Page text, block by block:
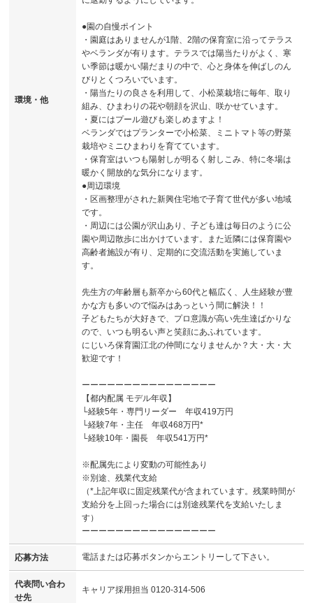
環境・他
●園の自慢ポイント
・園庭はありませんが1階、2階の保育室に沿ってテラス
やベランダが有ります。テラスでは陽当たりがよく、寒
い季節は暖かい陽だまりの中で、心と身体を伸ばしのん
びりとくつろいでいます。
・陽当たりの良さを利用して、小松菜栽培に毎年、取り
組み、ひまわりの花や朝顔を沢山、咲かせています。
・夏にはプール遊びも楽しめますよ！
ベランダではプランターで小松菜、ミニトマト等の野菜
栽培やミニひまわりを育てています。
・保育室はいつも陽射しが明るく射しこみ、特に冬場は
暖かく開放的な気分になります。
●周辺環境
・区画整理がされた新興住宅地で子育て世代が多い地域
です。
・周辺には公園が沢山あり、子ども達は毎日のように公
園や周辺散歩に出かけています。また近隣には保育園や
高齢者施設が有り、定期的に交流活動を実施していま
す。
先生方の年齢層も新卒から60代と幅広く、人生経験が豊
かな方も多いので悩みはあっという間に解決！！
子どもたちが大好きで、プロ意識が高い先生達ばかりな
ので、いつも明るい声と笑顔にあふれています。
にじいろ保育園江北の仲間になりませんか？大・大・大
歓迎です！
ーーーーーーーーーーーーーーーー
【都内配属 モデル年収】
└経験5年・専門リーダー 年収419万円
└経験7年・主任 年収468万円*
└経験10年・園長 年収541万円*
※配属先により変動の可能性あり
※別途、残業代支給
（*上記年収に固定残業代が含まれています。残業時間が
支給分を上回った場合には別途残業代を支給いたしま
す）
ーーーーーーーーーーーーーーーー
応募方法 電話または応募ボタンからエントリーして下さい。
代表問い合わ
せ先
キャリア採用担当 0120-314-506